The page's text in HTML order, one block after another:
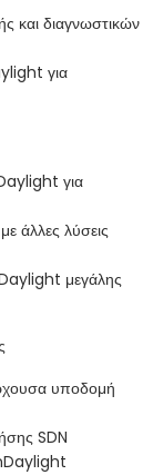
και διαγνωστικών
για
για
άλλες λύσεις
μεγάλης
υποδομή
SDN